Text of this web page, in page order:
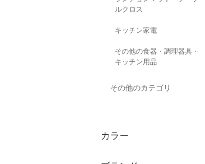
ルクロス
キッチン家電
その他の食器・調理器具・
キッチン用品
その他のカテゴリ
カラー